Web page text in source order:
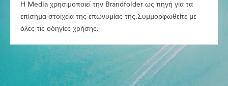
Η Media χρησιμοποιεί την Brandfolder ως πηγή για τα
επίσημα στοιχεία της επωνυμίας της.Συμμορφωθείτε με
όλες τις οδηγίες χρήσης.